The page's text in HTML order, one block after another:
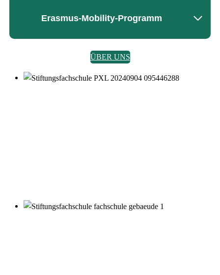
Erasmus-Mobility-Programm
ÜBER UNS